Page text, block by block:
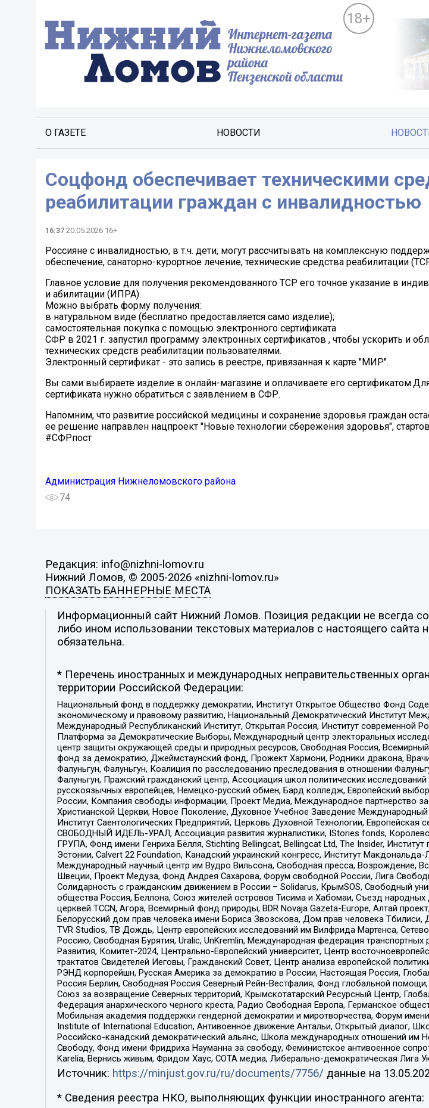
18+
О ГАЗЕТЕ НОВОСТИ
Соцфонд обеспечивает техническими
реабилитации граждан с инвалидностью
16:37 20.05.2026 16+
Россияне с инвалидностью, в т.ч. дети, могут рассчитывать на комплексную
обеспечение, санаторно-курортное лечение, технические средства реабилитации
Главное условие для получения рекомендованного ТСР его точное указание в
и абилитации (ИПРА).
Можно выбрать форму получения:
в натуральном виде (бесплатно предоставляется само изделие);
самостоятельная покупка с помощью электронного сертификата
СФР в 2021 г. запустил программу электронных сертификатов , чтобы ускорить и
технических средств реабилитации пользователями.
Электронный сертификат - это запись в реестре, привязанная к карте "МИР".
Вы сами выбираете изделие в онлайн-магазине и оплачиваете его
сертификата нужно обратиться с заявлением в СФР.
Напомним, что развитие российской медицины и сохранение здоровья граждан
ее решение направлен нацпроект "Новые технологии сбережения здоровья",
#СФРпост
Администрация Нижнеломовского района
74
Редакция: info@nizhni-lomov.ru
Нижний Ломов, © 2005-2026 «nizhni-lomov.ru»
ПОКАЗАТЬ БАННЕРНЫЕ МЕСТА
Информационный сайт Нижний Ломов. Позиция редакции не всегда
либо ином использовании текстовых материалов с настоящего сайта
обязательна.
* Перечень иностранных и международных неправительственных
территории Российской Федерации:
Национальный фонд в поддержку демократии, Институт Открытое Общество Фонд
экономическому и правовому развитию, Национальный Демократический Институт
Международный Республиканский Институт, Открытая Россия, Институт современной
Платформа за Демократические Выборы, Международный центр электоральных
центр защиты окружающей среды и природных ресурсов, Свободная Россия, Всемирный
фонд за демократию, Джеймстаунский фонд, Прожект Хармони, Родники дракона,
Фалуньгун, Фалуньгун, Коалиция по расследованию преследования в отношении
Фалуньгун, Пражский гражданский центр, Ассоциация школ политических
русскоязычных европейцев, Немецко-русский обмен, Бард колледж, Европейский
России, Компания свободы информации, Проект Медиа, Международное партнерство за
Христианской Церкви, Новое Поколение, Духовное Учебное Заведение
Институт Саентологических Предприятий, Церковь Духовной Технологии,
СВОБОДНЫЙ ИДЕЛЬ-УРАЛ, Ассоциация развития журналистики, IStories fonds,
ГРУПА, Фонд имени Генриха Бёлля, Stichting Bellingcat, Bellingcat Ltd, The Insider,
Эстонии, Calvert 22 Foundation, Канадский украинский конгресс, Институт
Международный научный центр им Вудро Вильсона, Свободная пресса, Возрождение,
Швеции, Проект Медуза, Фонд Андрея Сахарова, Форум свободной России, Лига
Солидарность с гражданским движением в России – Solidarus, КрымSOS, Свободный
общества Россия, Беллона, Союз жителей островов Тисима и Хабомаи, Съезд
церквей TCCN, Агора, Всемирный фонд природы, BDR Novaja Gazeta-Europe, Алтай
Белорусский дом прав человека имени Бориса Звозскова, Дом прав человека
TVR Studios, ТВ Дождь, Центр европейских исследований им Вилфрида Мартенса,
Россию, Свободная Бурятия, Uralic, UnKremlin, Международная федерация
Развития, Комитет-2024, Центрально-Европейский университет, Центр
трактатов Свидетелей Иеговы, Гражданский Совет, Центр анализа европейской
РЭНД корпорейшн, Русская Америка за демократию в России, Настоящая Россия,
Россия Берлин, Свободная Россия Северный Рейн-Вестфалия, Фонд глобальной
Союз за возвращение Северных территорий, Крымскотатарский Ресурсный Центр,
Федерация анархического черного креста, Радио Свободная Европа, Германское
Мобильная академия поддержки гендерной демократии и миротворчества, Форум
Institute of International Education, Антивоенное движение Антальи, Открытый диалог,
Российско-канадский демократический альянс, Школа международных отношений
Свободу, Фонд имени Фридриха Науманна за свободу, Феминистское антивоенное
Karelia, Вернись живым, Фридом Хаус, СОТА медиа, Либерально-демократическая Лига
Источник: https://minjust.gov.ru/ru/documents/7756/ данные на
* Сведения реестра НКО, выполняющих функции иностранного агента: